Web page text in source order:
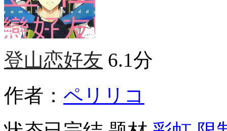
登山恋好友 6.1分
作者： ペリリコ